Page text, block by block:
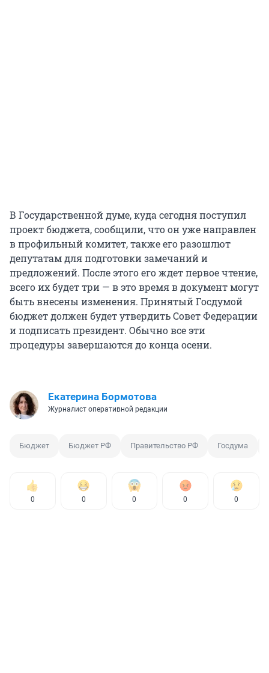
В Государственной думе, куда сегодня поступил
проект бюджета, сообщили, что он уже направлен
в профильный комитет, также его разошлют
депутатам для подготовки замечаний и
предложений. После этого его ждет первое чтение,
всего их будет три — в это время в документ могут
быть внесены изменения. Принятый Госдумой
бюджет должен будет утвердить Совет Федерации
и подписать президент. Обычно все эти
процедуры завершаются до конца осени.
Екатерина Бормотова
Журналист оперативной редакции
Бюджет Бюджет РФ Правительство РФ Госдума
0 0 0 0 0